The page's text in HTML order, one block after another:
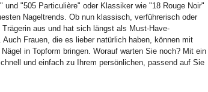
und "505 Particulière" oder Klassiker wie "18 Rouge Noir"
Nageltrends. Ob nun klassisch, verführerisch oder
aus und hat sich längst als Must-Have-
Frauen, die es lieber natürlich haben, können mit
in Topform bringen. Worauf warten Sie noch? Mit ein
und einfach zu Ihrem persönlichen, passend auf Sie